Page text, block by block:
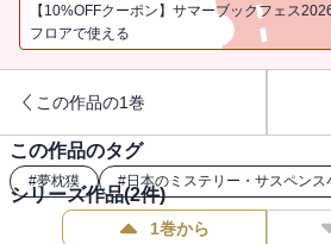
【10%OFFクーポン】サマーブックフェス
フロアで使える
この作品の1巻
この作品のタグ
#夢枕獏 #日本のミステリー・サスペンス
シリーズ作品(2件)
1巻から